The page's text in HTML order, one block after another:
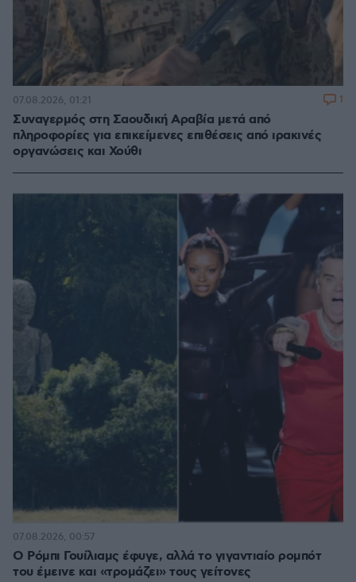
Συναγερμός στη Σαουδική Αραβία μετά από
πληροφορίες για επικείμενες επιθέσεις από ιρακινές
οργανώσεις και Χούθι
07.08.2026, 01:21 1
Ο Ρόμπι Γουίλιαμς έφυγε, αλλά το γιγαντιαίο ρομπότ
του έμεινε και «τρομάζει» τους γείτονες
07.08.2026, 00:57